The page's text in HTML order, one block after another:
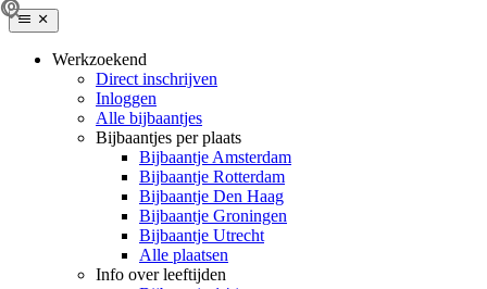
Werkzoekend
Direct inschrijven
Inloggen
Alle bijbaantjes
Bijbaantjes per plaats
Bijbaantje Amsterdam
Bijbaantje Rotterdam
Bijbaantje Den Haag
Bijbaantje Groningen
Bijbaantje Utrecht
Alle plaatsen
Info over leeftijden